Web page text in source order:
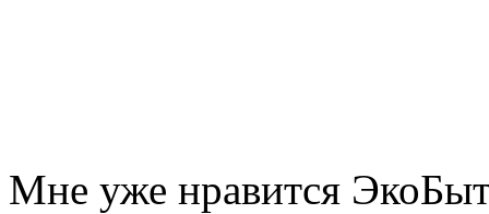
Мне уже нравится